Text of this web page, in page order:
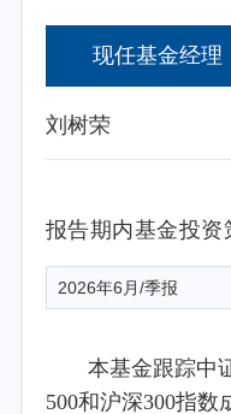
现任基金经理
刘树荣
报告期内基金投资
2026年6月/季报
本基金跟踪中
500和沪深300指数